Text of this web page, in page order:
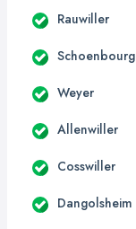
Rauwiller
Schoenbourg
Weyer
Allenwiller
Cosswiller
Dangolsheim